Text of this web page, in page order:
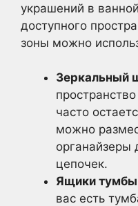
украшений в
доступного
зоны можно
Зеркальный
часто
можно
органайзеры
цепочек.
Ящики тумбы
вас есть